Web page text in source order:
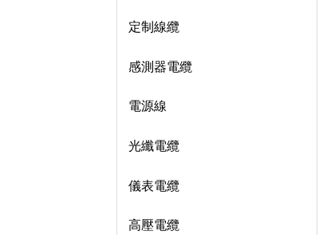
定制線纜
感測器電纜
電源線
光纖電纜
儀表電纜
高壓電纜